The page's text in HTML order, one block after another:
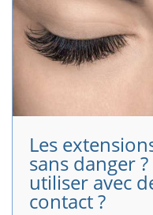
Les
sans danger
utiliser avec
contact ?